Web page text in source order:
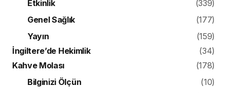
Etkinlik
(339)
Genel Sağlık
(177)
Yayın
(159)
İngiltere’de Hekimlik
(34)
Kahve Molası
(178)
Bilginizi Ölçün
(10)